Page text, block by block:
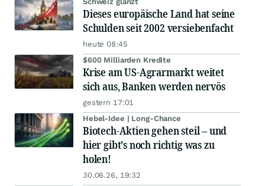
Dieses europäische Land hat seine
Schulden seit 2002 versiebenfacht
heute 08:45
$600 Milliarden Kredite
Krise am US-Agrarmarkt weitet
sich aus, Banken werden nervös
gestern 17:01
Hebel-Idee | Long-Chance
Biotech-Aktien gehen steil – und
hier gibt's noch richtig was zu
holen!
30.06.26, 19:32